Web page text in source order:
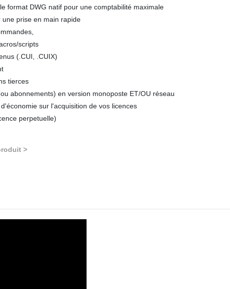
format DWG natif pour une comptabilité maximale
prise en main rapide
scripts
(.CUI, .CUIX)
tierces
abonnements) en version monoposte ET/OU réseau
sur l'acquisition de vos licences
perpetuelle)
>